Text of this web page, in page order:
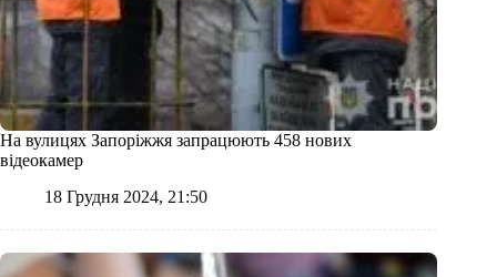
На вулицях Запоріжжя запрацюють 458 нових
відеокамер
18 Грудня 2024, 21:50